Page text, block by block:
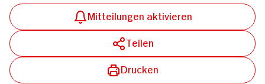
Mitteilungen aktivieren
Teilen
Drucken